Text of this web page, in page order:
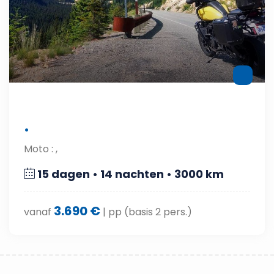
•
Moto : ,
15 dagen • 14 nachten • 3000 km
vanaf 3.690 € | pp (basis 2 pers.)